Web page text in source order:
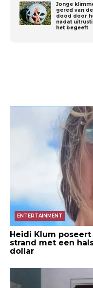
Jonge
gered van de
dood door
nadat
het begeeft
ENTERTAINMENT
Heidi Klum
strand met een
dollar